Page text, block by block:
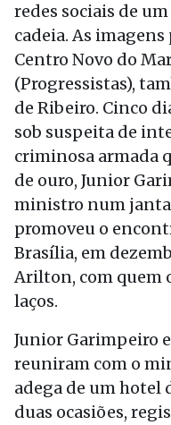
redes sociais de
cadeia. As
Centro Novo do
(Progressistas),
de Ribeiro. Cinco
sob suspeita de
criminosa armada
de ouro, Junior
ministro num
promoveu o
Brasília, em
Arilton, com quem
laços.
Junior Garimpeiro
reuniram com o
adega de um hotel
duas ocasiões,